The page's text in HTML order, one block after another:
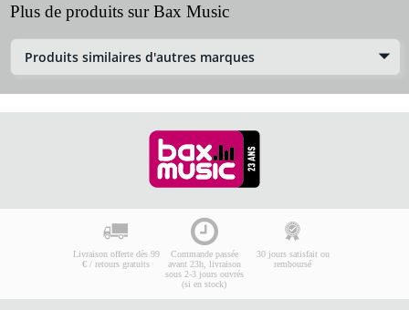
Plus de produits sur Bax Music
Produits similaires d'autres marques
Livraison offerte dès 99
€ / retours gratuits
Commande passée
avant 23h, livraison
sous 2-3 jours ouvrés
(si en stock)
30 jours satisfait ou
remboursé